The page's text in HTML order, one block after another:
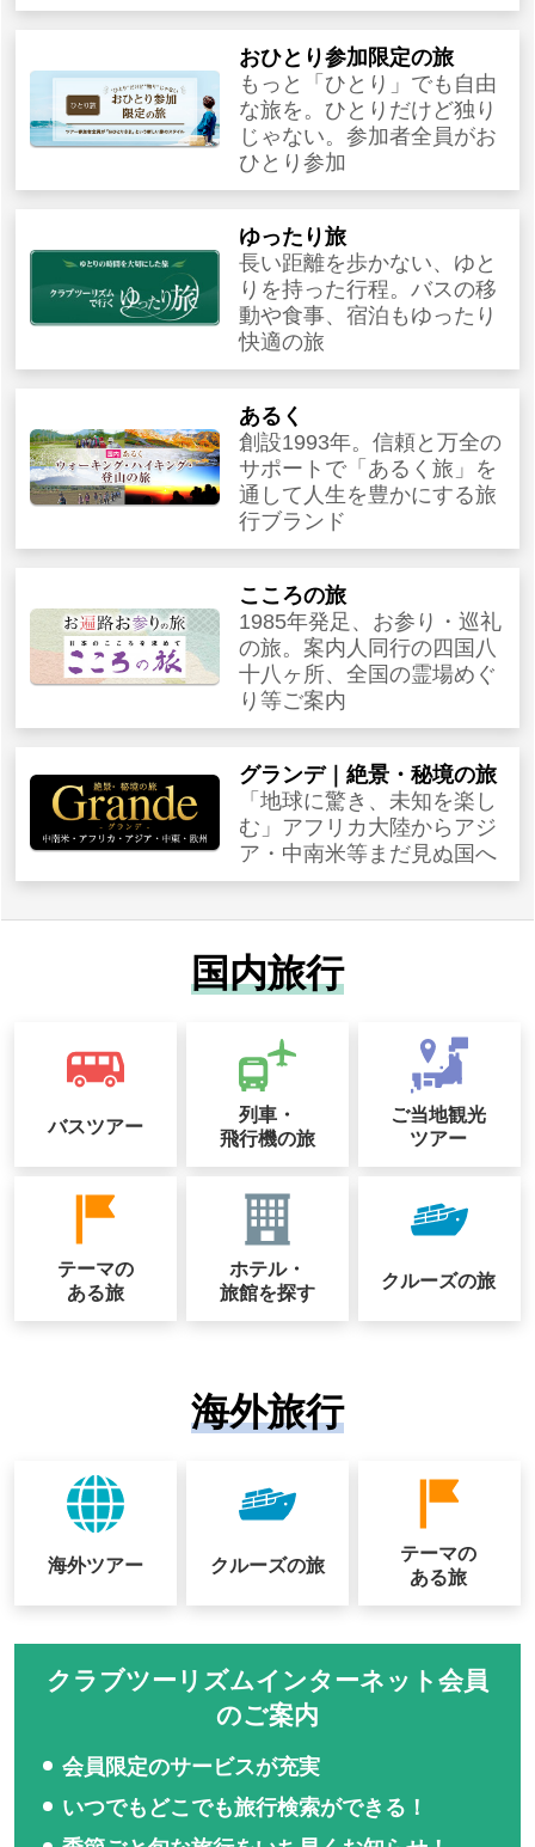
おひとり参加限定の旅
もっと「ひとり」でも自由
な旅を。ひとりだけど独り
じゃない。参加者全員がお
ひとり参加
ゆったり旅
長い距離を歩かない、ゆと
りを持った行程。バスの移
動や食事、宿泊もゆったり
快適の旅
あるく
創設1993年。信頼と万全の
サポートで「あるく旅」を
通して人生を豊かにする旅
行ブランド
こころの旅
1985年発足、お参り・巡礼
の旅。案内人同行の四国八
十八ヶ所、全国の霊場めぐ
り等ご案内
グランデ｜絶景・秘境の旅
「地球に驚き、未知を楽し
む」アフリカ大陸からアジ
ア・中南米等まだ見ぬ国へ
国内旅行
バスツアー
列車・
飛行機の旅
ご当地観光
ツアー
テーマの
ある旅
ホテル・
旅館を探す
クルーズの旅
海外旅行
海外ツアー クルーズの旅
テーマの
ある旅
クラブツーリズムインターネット会員
のご案内
会員限定のサービスが充実
いつでもどこでも旅行検索ができる！